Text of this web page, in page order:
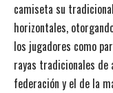
camiseta su
horizontales,
los jugadores como
rayas tradicionales de
federación y el de la